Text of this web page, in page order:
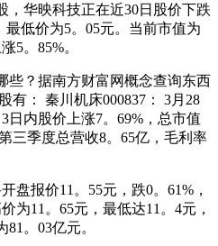
华映科技正在近30日股价下跌
最低价为5。05元。当前市值为
5。85%。
？据南方财富网概念查询东西
有： 秦川机床000837： 3月28
日内股价上涨7。69%，总市值
三季度总营收8。65亿，毛利率
报价11。55元，跌0。61%，
为11。65元，最低达11。4元，
。03亿元。